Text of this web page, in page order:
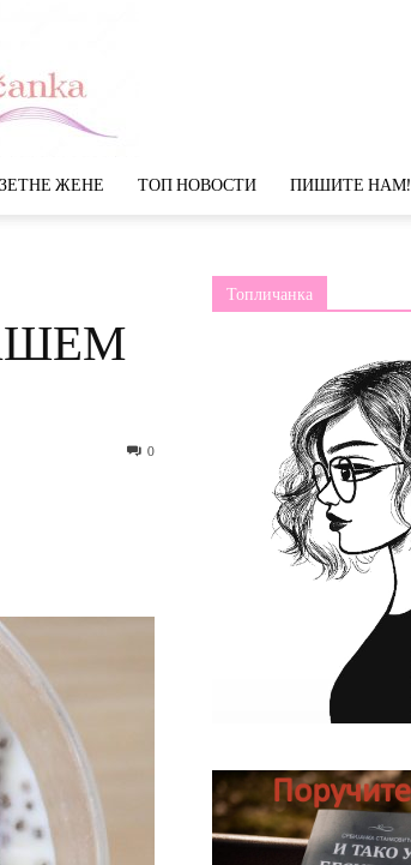
ЖЕНЕ ТОП НОВОСТИ ПИШИТЕ НАМ!
0
Топличанка